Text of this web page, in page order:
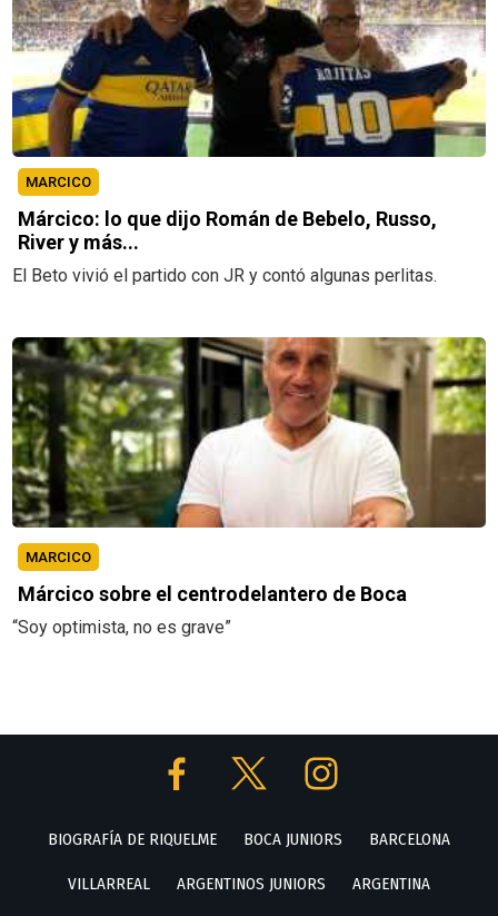
MARCICO
Márcico: lo que dijo Román de Bebelo, Russo,
River y más...
El Beto vivió el partido con JR y contó algunas perlitas.
MARCICO
Márcico sobre el centrodelantero de Boca
“Soy optimista, no es grave”
BIOGRAFÍA DE RIQUELME BOCA JUNIORS BARCELONA
VILLARREAL ARGENTINOS JUNIORS ARGENTINA